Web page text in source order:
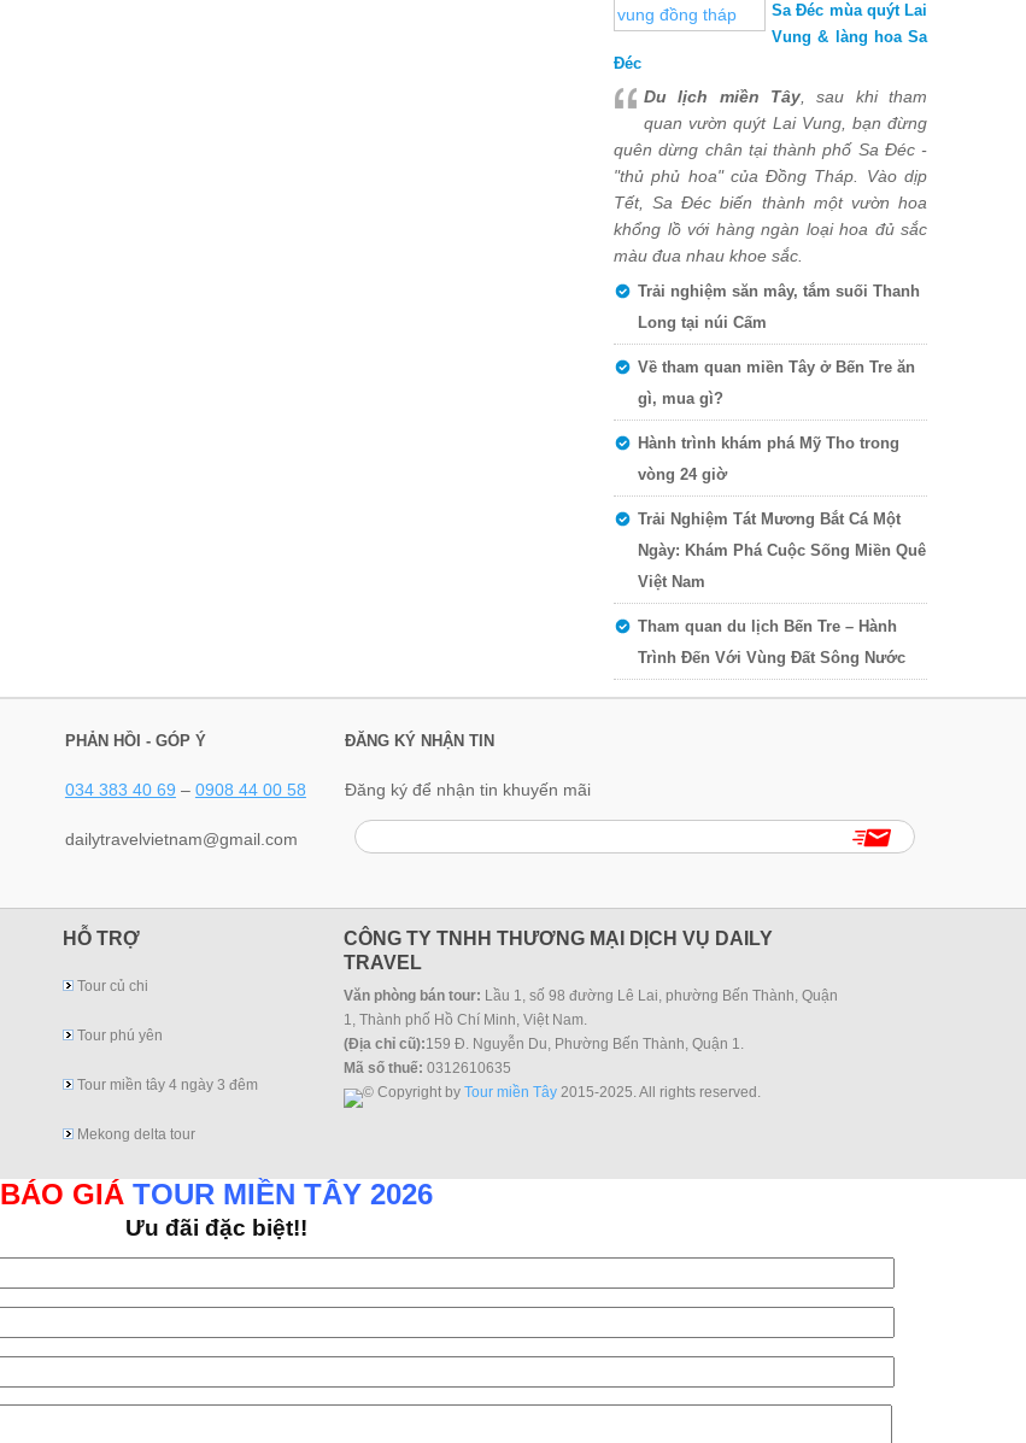
Sa Đéc mùa quýt Lai
Vung & làng hoa Sa
Đéc
Du lịch miền Tây , sau khi tham
quan vườn quýt Lai Vung, bạn đừng
quên dừng chân tại thành phố Sa Đéc -
"thủ phủ hoa" của Đồng Tháp. Vào dịp
Tết, Sa Đéc biến thành một vườn hoa
khổng lồ với hàng ngàn loại hoa đủ sắc
màu đua nhau khoe sắc.
Trải nghiệm săn mây, tắm suối Thanh
Long tại núi Cấm
Về tham quan miền Tây ở Bến Tre ăn
gì, mua gì?
Hành trình khám phá Mỹ Tho trong
vòng 24 giờ
Trải Nghiệm Tát Mương Bắt Cá Một
Ngày: Khám Phá Cuộc Sống Miền Quê
Việt Nam
Tham quan du lịch Bến Tre – Hành
Trình Đến Với Vùng Đất Sông Nước
PHẢN HỒI - GÓP Ý
034 383 40 69 – 0908 44 00 58
dailytravelvietnam@gmail.com
ĐĂNG KÝ NHẬN TIN
Đăng ký để nhận tin khuyến mãi
HỖ TRỢ
Tour củ chi
Tour phú yên
Tour miền tây 4 ngày 3 đêm
Mekong delta tour
CÔNG TY TNHH THƯƠNG MẠI DỊCH VỤ DAILY
TRAVEL
Văn phòng bán tour: Lầu 1, số 98 đường Lê Lai, phường Bến Thành, Quận
1, Thành phố Hồ Chí Minh, Việt Nam.
(Địa chỉ cũ):159 Đ. Nguyễn Du, Phường Bến Thành, Quận 1.
Mã số thuế: 0312610635
© Copyright by Tour miền Tây2015-2025. All rights reserved.
BÁO GIÁ TOUR MIỀN TÂY 2026
Ưu đãi đặc biệt!!